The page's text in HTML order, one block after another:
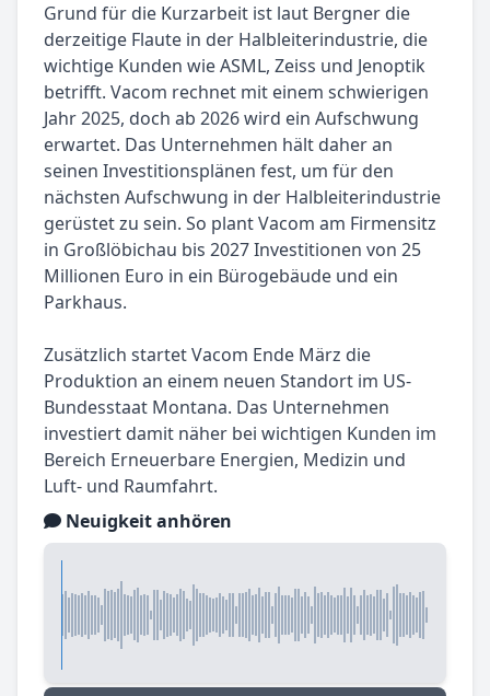
Grund für die Kurzarbeit ist laut Bergner die
derzeitige Flaute in der Halbleiterindustrie, die
wichtige Kunden wie ASML, Zeiss und Jenoptik
betrifft. Vacom rechnet mit einem schwierigen
Jahr 2025, doch ab 2026 wird ein Aufschwung
erwartet. Das Unternehmen hält daher an
seinen Investitionsplänen fest, um für den
nächsten Aufschwung in der Halbleiterindustrie
gerüstet zu sein. So plant Vacom am Firmensitz
in Großlöbichau bis 2027 Investitionen von 25
Millionen Euro in ein Bürogebäude und ein
Parkhaus.
Zusätzlich startet Vacom Ende März die
Produktion an einem neuen Standort im US-
Bundesstaat Montana. Das Unternehmen
investiert damit näher bei wichtigen Kunden im
Bereich Erneuerbare Energien, Medizin und
Luft- und Raumfahrt.
Neuigkeit anhören